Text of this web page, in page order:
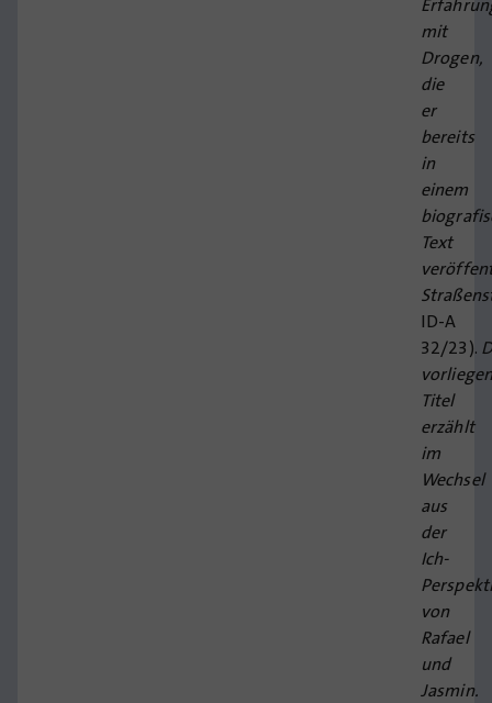
mit
Drogen,
die
er
bereits
in
einem
Text
ID-A
32/23).
Titel
erzählt
im
Wechsel
aus
der
Ich-
von
Rafael
und
Jasmin.